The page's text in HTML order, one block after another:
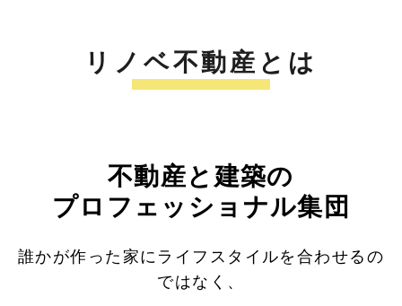
リノベ不動産とは
不動産と建築の
プロフェッショナル集団
誰かが作った家にライフスタイルを合わせるの
ではなく、